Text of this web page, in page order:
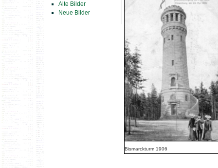
Alte Bilder
Neue Bilder
Bismarckturm 1906